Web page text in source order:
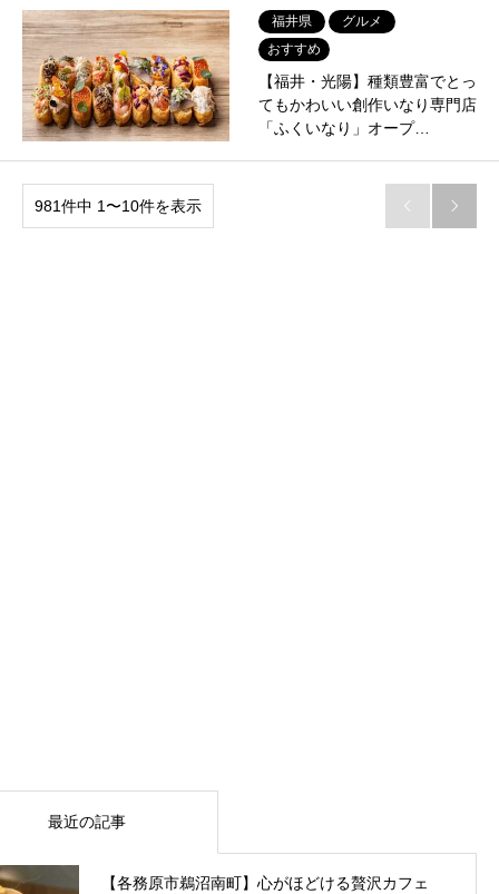
福井県
グルメ
おすすめ
【福井・光陽】種類豊富でとっ
てもかわいい創作いなり専門店
「ふくいなり」オープ…
981件中 1〜10件を表示  
最近の記事
【各務原市鵜沼南町】心がほどける贅沢カフェ